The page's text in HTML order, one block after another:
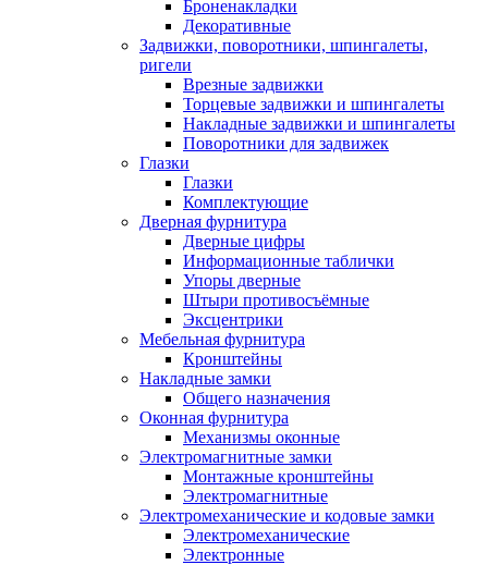
Броненакладки
Декоративные
Задвижки, поворотники, шпингалеты,
ригели
Врезные задвижки
Торцевые задвижки и шпингалеты
Накладные задвижки и шпингалеты
Поворотники для задвижек
Глазки
Глазки
Комплектующие
Дверная фурнитура
Дверные цифры
Информационные таблички
Упоры дверные
Штыри противосъёмные
Эксцентрики
Мебельная фурнитура
Кронштейны
Накладные замки
Общего назначения
Оконная фурнитура
Механизмы оконные
Электромагнитные замки
Монтажные кронштейны
Электромагнитные
Электромеханические и кодовые замки
Электромеханические
Электронные